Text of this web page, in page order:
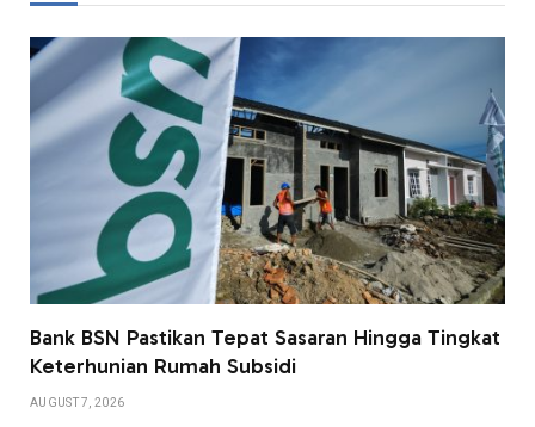
Bank BSN Pastikan Tepat Sasaran Hingga Tingkat
Keterhunian Rumah Subsidi
AUGUST 7, 2026